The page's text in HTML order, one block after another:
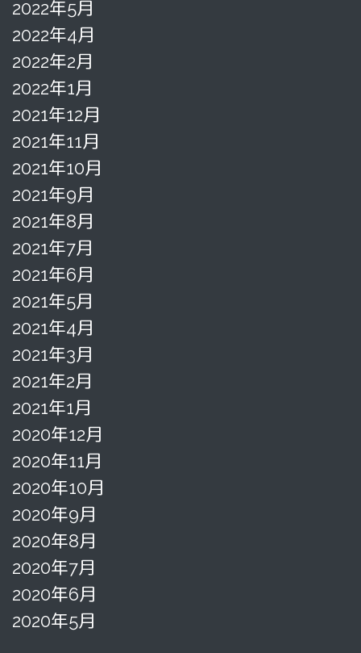
2022年5月
2022年4月
2022年2月
2022年1月
2021年12月
2021年11月
2021年10月
2021年9月
2021年8月
2021年7月
2021年6月
2021年5月
2021年4月
2021年3月
2021年2月
2021年1月
2020年12月
2020年11月
2020年10月
2020年9月
2020年8月
2020年7月
2020年6月
2020年5月